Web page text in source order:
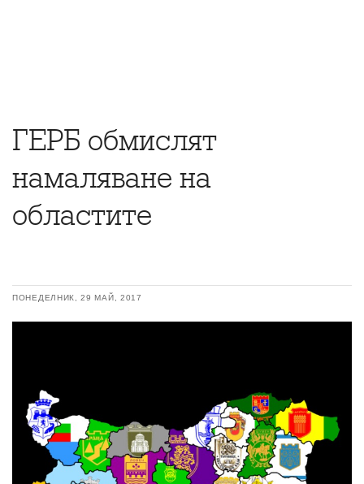
ГЕРБ обмислят
намаляване на
областите
ПОНЕДЕЛНИК, 29 МАЙ, 2017